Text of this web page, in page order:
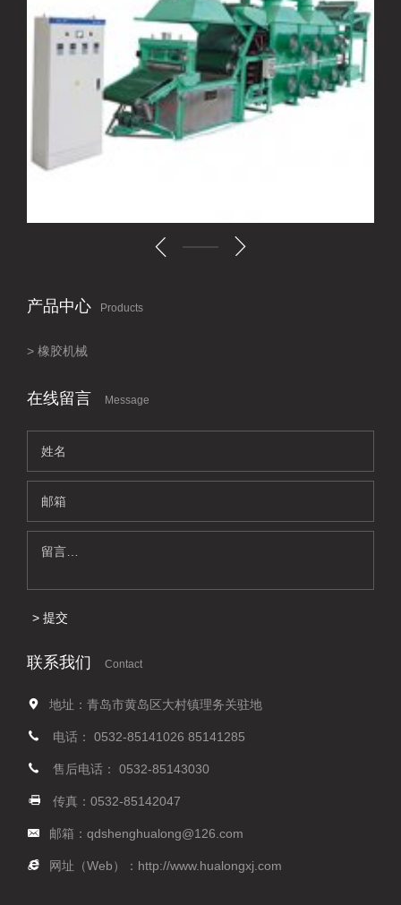
产品中心 Products
橡胶机械
在线留言 Message
提交
联系我们 Contact
地址：青岛市黄岛区大村镇理务关驻地
电话： 0532-85141026 85141285
售后电话： 0532-85143030
传真：0532-85142047
邮箱： qdshenghualong@126.com
网址（Web）： http://www.hualongxj.com